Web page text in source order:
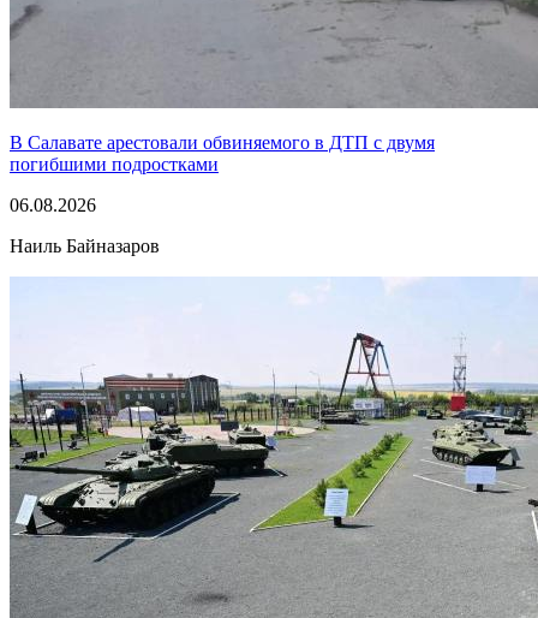
В Салавате арестовали обвиняемого в ДТП с двумя
погибшими подростками
06.08.2026
Наиль Байназаров